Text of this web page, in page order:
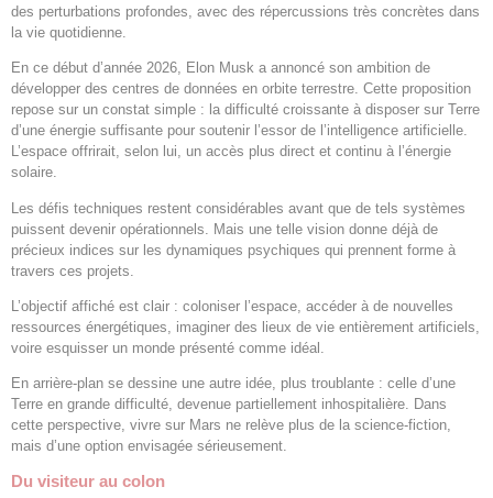
des perturbations profondes, avec des répercussions très concrètes dans
la vie quotidienne.
En ce début d’année 2026, Elon Musk a annoncé son ambition de
développer des centres de données en orbite terrestre. Cette proposition
repose sur un constat simple : la difficulté croissante à disposer sur Terre
d’une énergie suffisante pour soutenir l’essor de l’intelligence artificielle.
L’espace offrirait, selon lui, un accès plus direct et continu à l’énergie
solaire.
Les défis techniques restent considérables avant que de tels systèmes
puissent devenir opérationnels. Mais une telle vision donne déjà de
précieux indices sur les dynamiques psychiques qui prennent forme à
travers ces projets.
L’objectif affiché est clair : coloniser l’espace, accéder à de nouvelles
ressources énergétiques, imaginer des lieux de vie entièrement artificiels,
voire esquisser un monde présenté comme idéal.
En arrière-plan se dessine une autre idée, plus troublante : celle d’une
Terre en grande difficulté, devenue partiellement inhospitalière. Dans
cette perspective, vivre sur Mars ne relève plus de la science-fiction,
mais d’une option envisagée sérieusement.
Du visiteur au colon